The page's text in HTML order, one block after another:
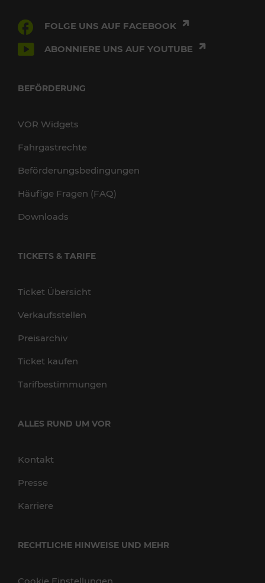
FOLGE UNS AUF FACEBOOK
ABONNIERE UNS AUF YOUTUBE
BEFÖRDERUNG
VOR Widgets
Fahrgastrechte
Beförderungsbedingungen
Häufige Fragen (FAQ)
Downloads
TICKETS & TARIFE
Ticket Übersicht
Verkaufsstellen
Preisarchiv
Ticket kaufen
Tarifbestimmungen
ALLES RUND UM VOR
Kontakt
Presse
Karriere
RECHTLICHE HINWEISE UND MEHR